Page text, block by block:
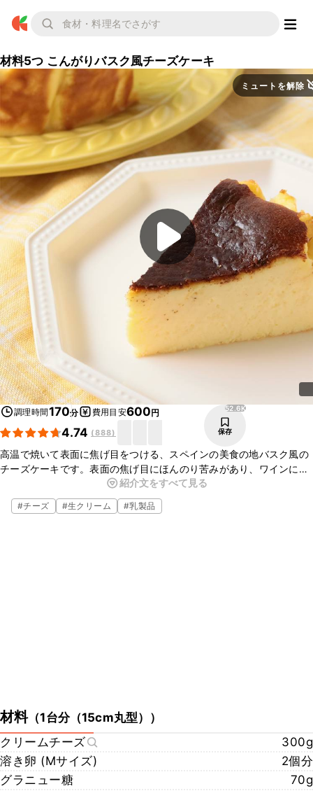
材料5つ こんがりバスク風チーズケーキ
ミュートを解除
調理時間170分 費用目安600円
4.74 (888)
52.6K
保存
高温で焼いて表面に焦げ目をつける、スペインの美食の地バスク風の
チーズケーキです。表面の焦げ目にほんのり苦みがあり、ワインにも
合うようなチーズケーキはやみつきになるおいしさです。クッキング
シートはクシュッとラフに入れるのが本場流です。
紹介文をすべて見る
#チーズ #生クリーム #乳製品
材料（1台分（15cm丸型） ）
クリームチーズ
300g
溶き卵 (Mサイズ)
2個分
グラニュー糖
70g